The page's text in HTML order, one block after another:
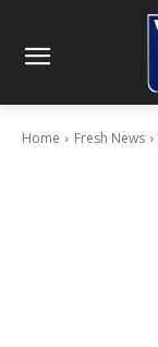
Home Fresh News